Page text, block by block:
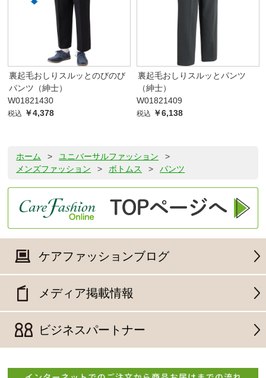
裏起毛おしりスルッとのびのび
パンツ（紳士）
W01821430
税込 ￥4,378
裏起毛おしりスルッとパンツ
（紳士）
W01821409
税込 ￥6,138
ホーム > ユニバーサルファッション
>
メンズファッション
> ボトムス > パンツ
ケアファッションブログ
メディア掲載情報
ビジネスパートナー